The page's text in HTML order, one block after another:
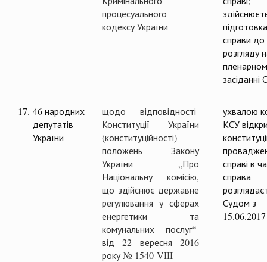
процесуального
кодексу України
підготовка
справи до
розгляду
засіданні
17. 46 народних
депутатів
України
щодо відповідності
Конституції України
(конституційності)
положень Закону
України „Про
Національну комісію,
що здійснює державне
регулювання у сферах
енергетики та
комунальних послуг“
від 22 вересня 2016
року № 1540-VIII
ухвалою
КСУ
справі в
справа
Судом з
15.06.2017